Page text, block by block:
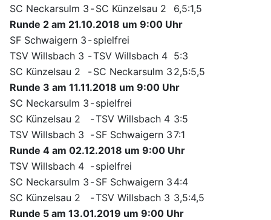
SC Neckarsulm 3 -SC Künzelsau 2
6,5:1,5
Runde 2 am 21.10.2018 um 9:00 Uhr
SF Schwaigern 3 -spielfrei
TSV Willsbach 3 -TSV Willsbach 4 5:3
SC Künzelsau 2
-SC Neckarsulm 3 2,5:5,5
Runde 3 am 11.11.2018 um 9:00 Uhr
SC Neckarsulm 3 -spielfrei
SC Künzelsau 2
-TSV Willsbach 4 3:5
TSV Willsbach 3 -SF Schwaigern 37:1
Runde 4 am 02.12.2018 um 9:00 Uhr
TSV Willsbach 4 -spielfrei
SC Neckarsulm 3 -SF Schwaigern 3 4:4
SC Künzelsau 2
-TSV Willsbach 3 3,5:4,5
Runde 5 am 13.01.2019 um 9:00 Uhr